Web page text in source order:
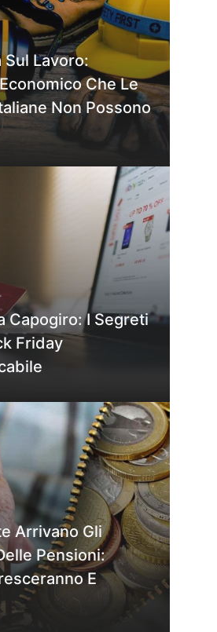
Lavoro:
Che Le
Non Possono
Capogiro: I Segreti
Friday
Arrivano Gli
Pensioni:
E